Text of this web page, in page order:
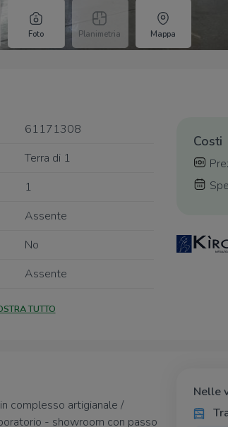
Foto Planimetria Mappa
61171308
Terra di 1
1
Assente
No
Assente
TUTTO
Costi
complesso artigianale /
- showroom con passo
Nelle